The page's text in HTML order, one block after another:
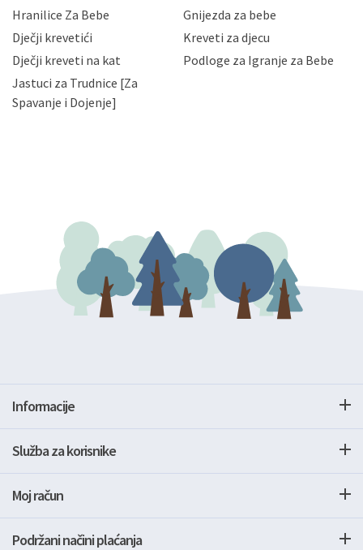
slučajevima koji su dozvoljeni zakonima. Napominjemo
da možete u svako doba, u potpunosti ili djelomice,
zatražiti prestanak aktivnosti obrade Vaših osobnih
podataka. Opoziv privole možete podnijeti poštom na
gore navedenu adresu ili e-mailom na adresu:
Hranilice Za Bebe
Gnijezda za bebe
Dječji krevetići
Kreveti za djecu
Dječji kreveti na kat
Podloge za Igranje za Bebe
Jastuci za Trudnice [Za
Spavanje i Dojenje]
Informacije
Služba za korisnike
Moj račun
Podržani načini plaćanja